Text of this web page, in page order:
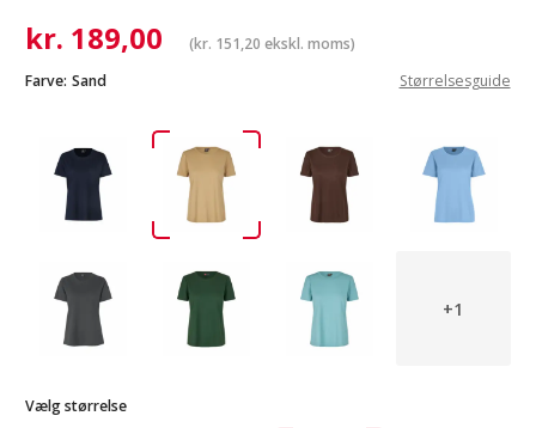
kr. 189,00 (kr. 151,20 ekskl. moms)
Farve: Sand Størrelsesguide
+1
Vælg størrelse